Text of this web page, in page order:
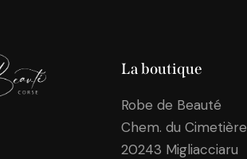
La boutique
Robe de Beauté
Chem. du Cimetière
20243 Migliacciaru